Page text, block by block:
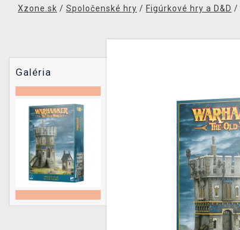
Xzone.sk / Spoločenské hry / Figúrkové hry a D&D /
Galéria